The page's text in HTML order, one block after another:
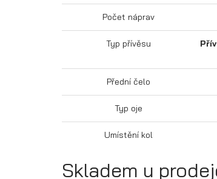
Počet náprav
Typ přívěsu
Přední čelo
Typ oje
Umístění kol
Skladem u